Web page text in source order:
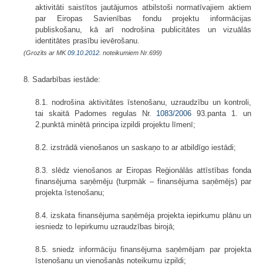
aktivitāti saistītos jautājumos atbilstoši normatīvajiem aktiem
par Eiropas Savienības fondu projektu informācijas
publiskošanu, kā arī nodrošina publicitātes un vizuālās
identitātes prasību ievērošanu.
(Grozīts ar MK09.10.2012. noteikumiem Nr.699)
8. Sadarbības iestāde:
8.1. nodrošina aktivitātes īstenošanu, uzraudzību un kontroli,
tai skaitā Padomes regulas Nr. 1083/2006 93.panta 1. un
2.punktā minētā principa izpildi projektu līmenī;
8.2. izstrādā vienošanos un saskaņo to ar atbildīgo iestādi;
8.3. slēdz vienošanos ar Eiropas Reģionālās attīstības fonda
finansējuma saņēmēju (turpmāk – finansējuma saņēmējs) par
projekta īstenošanu;
8.4. izskata finansējuma saņēmēja projekta iepirkumu plānu un
iesniedz to Iepirkumu uzraudzības birojā;
8.5. sniedz informāciju finansējuma saņēmējam par projekta
īstenošanu un vienošanās noteikumu izpildi;